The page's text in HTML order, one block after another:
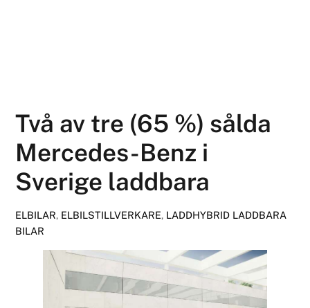
Två av tre (65 %) sålda
Mercedes-Benz i
Sverige laddbara
ELBILAR, ELBILSTILLVERKARE, LADDHYBRID LADDBARA
BILAR